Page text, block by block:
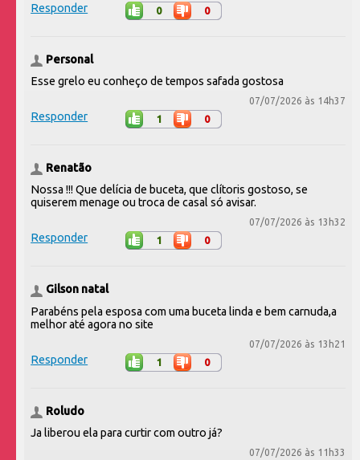
Responder 0 0
Personal
Esse grelo eu conheço de tempos safada gostosa
07/07/2026 às 14h37
Responder 1 0
Renatão
Nossa !!! Que delícia de buceta, que clítoris gostoso, se
quiserem menage ou troca de casal só avisar.
07/07/2026 às 13h32
Responder 1 0
Gilson natal
Parabéns pela esposa com uma buceta linda e bem carnuda,a
melhor até agora no site
07/07/2026 às 13h21
Responder 1 0
Roludo
Ja liberou ela para curtir com outro já?
07/07/2026 às 11h33